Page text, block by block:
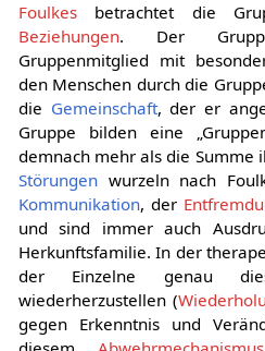
Foulkesbetrachtet die
Beziehungen. Der
Gruppenmitglied mit
den Menschen durch die
die Gemeinschaft, der er
Gruppe bilden eine
demnach mehr als die Summe
Störungenwurzeln nach
Kommunikation, der
und sind immer auch
Herkunftsfamilie. In der
der Einzelne genau
wiederherzustellen (
gegen Erkenntnis und